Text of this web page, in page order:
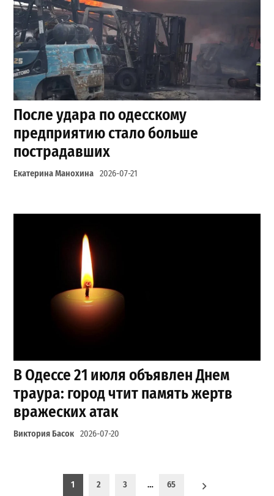
После удара по одесскому
предприятию стало больше
пострадавших
Екатерина Манохина 2026-07-21
В Одессе 21 июля объявлен Днем
траура: город чтит память жертв
вражеских атак
Виктория Басок 2026-07-20
Пагинация записей
1 2 3 … 65